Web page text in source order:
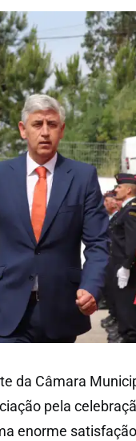
da Câmara
pela
enorme